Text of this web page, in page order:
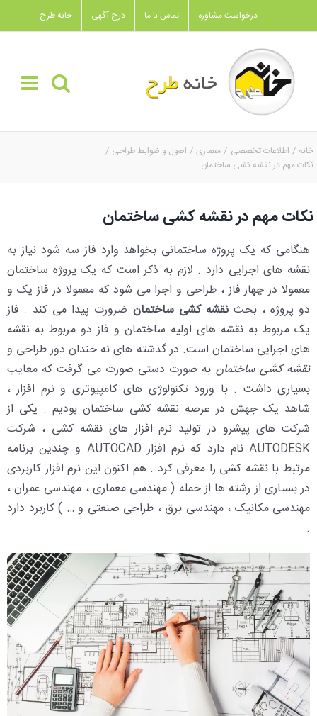
to
content
خانه طرح درج آگهی تماس با ما درخواست مشاوره
خانه اطلاعات تخصصی معماری
اصول و ضوابط طراحی
نکات مهم در نقشه کشی ساختمان
نکات مهم در نقشه کشی ساختمان
هنگامی که یک پروژه ساختمانی بخواهد وارد فاز سه شود نیاز به
نقشه های اجرایی دارد . لازم به ذکر است که یک پروژه ساختمان
معمولا در چهار فاز ، طراحی و اجرا می شود که معمولا در فاز یک و
دو پروژه ، بحثنقشه کشی ساختمان ضرورت پیدا می کند . فاز
یک مربوط به نقشه های اولیه ساختمان و فاز دو مربوط به نقشه
های اجرایی ساختمان است. در گذشته های نه جندان دور طراحی و
نقشه کشی ساختمان به صورت دستی صورت می گرفت که معایب
بسیاری داشت . با ورود تکنولوژی های کامپیوتری و نرم افزار ،
شاهد یک جهش در عرصهنقشه کشی ساختمان بودیم . یکی از
شرکت های پیشرو در تولید نرم افزار های نقشه کشی ، شرکت
AUTODESK نام دارد که نرم افزار AUTOCAD و چندین برنامه
مرتبط با نقشه کشی را معرفی کرد . هم اکنون این نرم افزار کاربردی
در بسیاری از رشته ها از جمله ( مهندسی معماری ، مهندسی عمران ،
مهندسی مکانیک ، مهندسی برق ، طراحی صنعتی و … ) کاربرد دارد
.